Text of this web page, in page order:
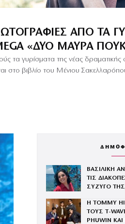
ΑΠΌ ΤΑ
«ΔΥΟ ΜΑΎΡΑ
τα γυρίσματα της νέας
στο βιβλίο του Μένιου
ΒΑΣΙΛΙΚΗ
ΤΙΣ
ΣΥΖΥΓΟ
Η TOMMY
ΤΟΥΣ Τ-
PHUWIN